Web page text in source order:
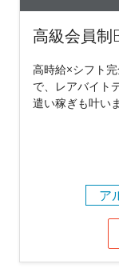
高級会員制
高時給×シフト
で、レアバイト
遣い稼ぎも叶い
ア